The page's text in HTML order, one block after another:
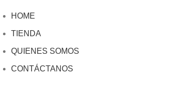
HOME
TIENDA
QUIENES SOMOS
CONTÁCTANOS